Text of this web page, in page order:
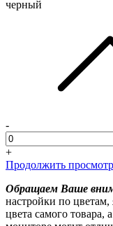
черный
-
+
Продолжить просмотр
Обращаем Ваше
настройки по цветам,
цвета самого